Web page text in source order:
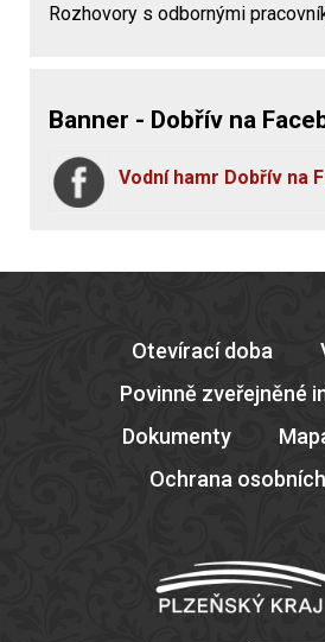
Rozhovory s odbornými
Banner - Dobřív na
Vodní hamr Dobřív na
Otevírací doba
Povinně zveřejněné
Dokumenty
Ochrana